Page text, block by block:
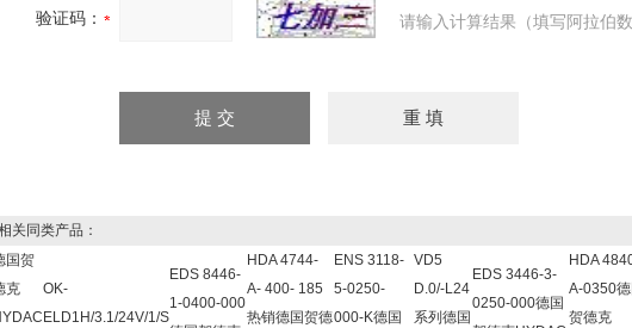
验证码： 请输入计算结果（填写阿拉伯
同类产品：
国贺
克
OK-
ELD1H/3.1/24V/1/S
EDS 8446-
1-0400-000
HDA 4744-
A- 400- 185
热销德国贺德
ENS 3118-
5-0250-
000-K德国
VD5
D.0/-L24
系列德国
EDS 3446-3-
0250-000德国
HDA
A-0350德
贺德克